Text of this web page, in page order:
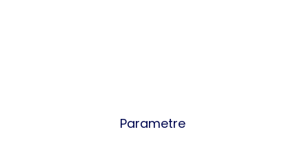
Parametre